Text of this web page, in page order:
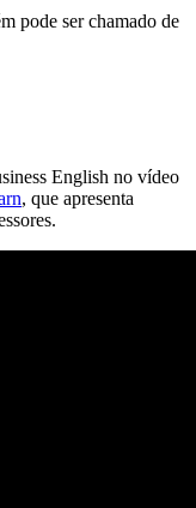
pode ser chamado de
English no vídeo
, que apresenta